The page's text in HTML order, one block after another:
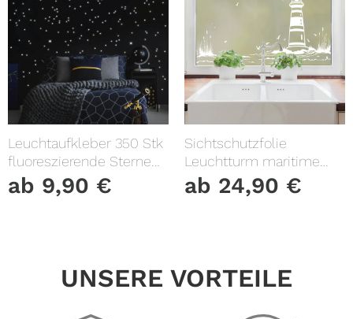
Leuchtaufkleber 350 Stk
fluoreszierende Sterne
und Punkte leuchten im
Dunklen Kinderzimmer
ab 9,90 €
Sichtschutzfolie
Leuchtturm maritime
Fensterfolie Fensterdeko
Milchglasfolie
ab 24,90 €
UNSERE VORTEILE